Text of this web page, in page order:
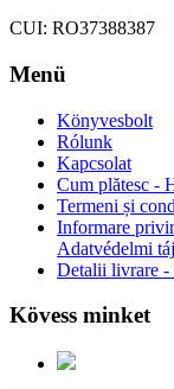
CUI: RO37388387
Menü
Könyvesbolt
Rólunk
Kapcsolat
Cum plătesc -
Termeni și
Informare
Adatvédelmi
Detalii livrare -
Kövess minket